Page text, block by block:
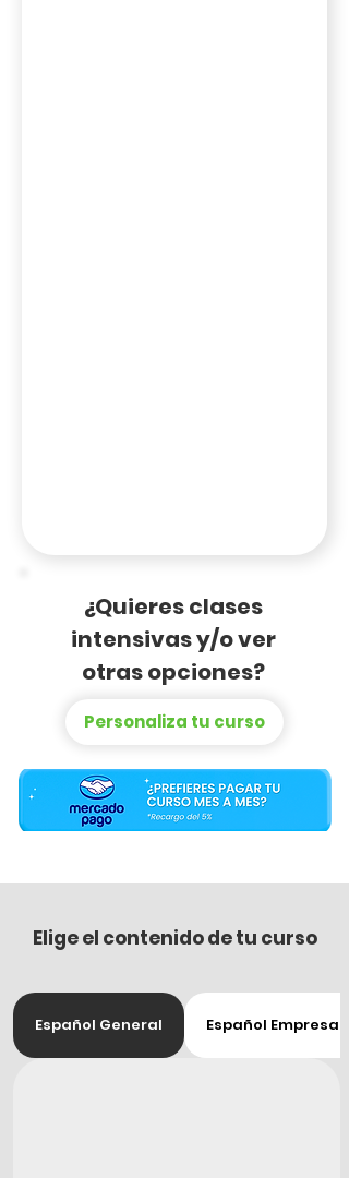
¿Quieres clases
intensivas y/o ver
otras opciones?
Personaliza tu curso
Elige el contenido de tu curso
Español General Español